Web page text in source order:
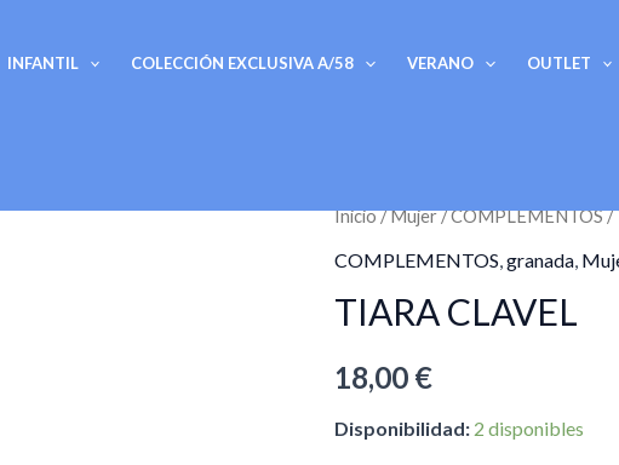
INFANTIL COLECCIÓN EXCLUSIVA A/58 VERANO OUTLET
Inicio/Mujer/COMPLEMENTOS/
COMPLEMENTOS granada
TIARA CLAVEL
18,00 €
Disponibilidad: 2 disponibles
TIARA
CLAVEL